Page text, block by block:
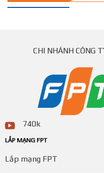
CHI NHÁNH CÔNG
740k
LẮP MẠNG FPT
Lắp mạng FPT